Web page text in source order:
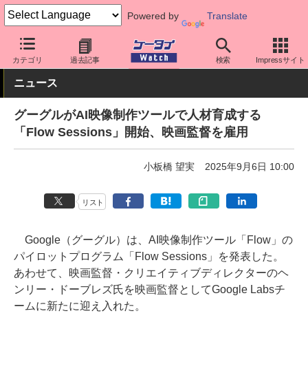
Powered by Translate
カテゴリ 過去記事 検索 Impressサイト
ケータイ Watch アプリ・サービス 動画・音楽・ゲーム
ニュース
グーグルがAI映像制作ツールで人材育成する
「Flow Sessions」開始、映画監督を雇用
小板橋 望実 2025年9月6日 10:00
リスト
Google（グーグル）は、AI映像制作ツール「Flow」の
パイロットプログラム「Flow Sessions」を発表した。
あわせて、映画監督・クリエイティブディレクターのヘ
ンリー・ドーブレズ氏を映画監督としてGoogle Labsチ
ームに新たに迎え入れた。